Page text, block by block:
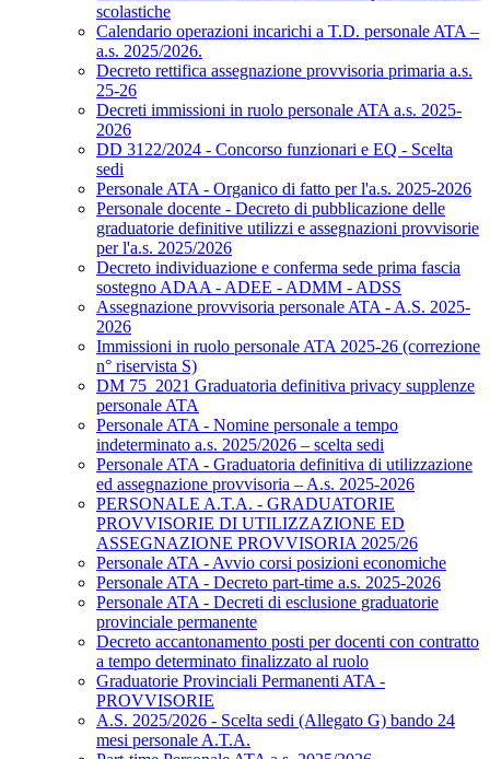
scolastiche
Calendario operazioni incarichi a T.D. personale ATA –
a.s. 2025/2026.
Decreto rettifica assegnazione provvisoria primaria a.s.
25-26
Decreti immissioni in ruolo personale ATA a.s. 2025-
2026
DD 3122/2024 - Concorso funzionari e EQ - Scelta
sedi
Personale ATA - Organico di fatto per l'a.s. 2025-2026
Personale docente - Decreto di pubblicazione delle
graduatorie definitive utilizzi e assegnazioni provvisorie
per l'a.s. 2025/2026
Decreto individuazione e conferma sede prima fascia
sostegno ADAA - ADEE - ADMM - ADSS
Assegnazione provvisoria personale ATA - A.S. 2025-
2026
Immissioni in ruolo personale ATA 2025-26 (correzione
n° riservista S)
DM 75_2021 Graduatoria definitiva privacy supplenze
personale ATA
Personale ATA - Nomine personale a tempo
indeterminato a.s. 2025/2026 – scelta sedi
Personale ATA - Graduatoria definitiva di utilizzazione
ed assegnazione provvisoria – A.s. 2025-2026
PERSONALE A.T.A. - GRADUATORIE
PROVVISORIE DI UTILIZZAZIONE ED
ASSEGNAZIONE PROVVISORIA 2025/26
Personale ATA - Avvio corsi posizioni economiche
Personale ATA - Decreto part-time a.s. 2025-2026
Personale ATA - Decreti di esclusione graduatorie
provinciale permanente
Decreto accantonamento posti per docenti con contratto
a tempo determinato finalizzato al ruolo
Graduatorie Provinciali Permanenti ATA -
PROVVISORIE
A.S. 2025/2026 - Scelta sedi (Allegato G) bando 24
mesi personale A.T.A.